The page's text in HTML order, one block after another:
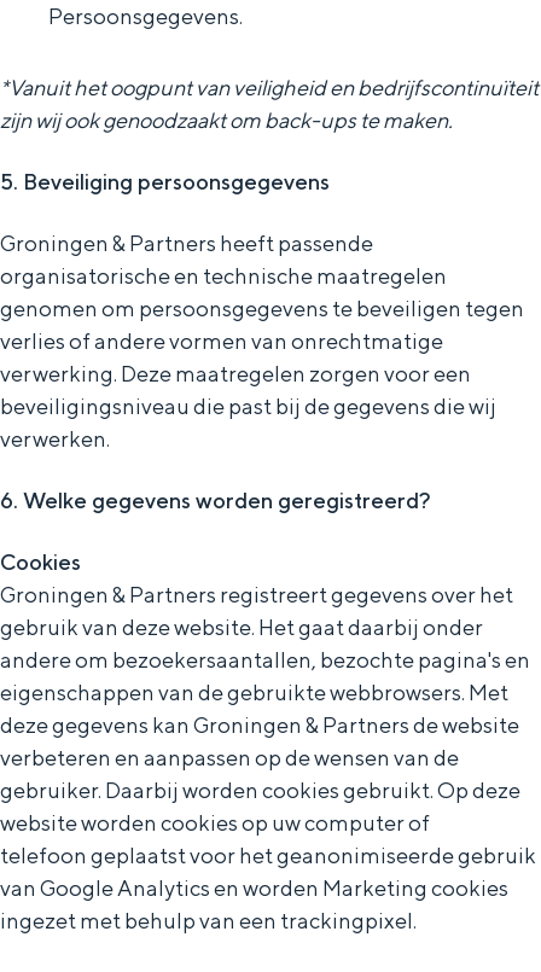
Persoonsgegevens.
*Vanuit het oogpunt van veiligheid en bedrijfscontinuïteit
zijn wij ook genoodzaakt om back-ups te maken.
5. Beveiliging persoonsgegevens
Groningen & Partners heeft passende
organisatorische en technische maatregelen
genomen om persoonsgegevens te beveiligen tegen
verlies of andere vormen van onrechtmatige
verwerking. Deze maatregelen zorgen voor een
beveiligingsniveau die past bij de gegevens die wij
verwerken.
6. Welke gegevens worden geregistreerd?
Cookies
Groningen & Partners registreert gegevens over het
gebruik van deze website. Het gaat daarbij onder
andere om bezoekersaantallen, bezochte pagina's en
eigenschappen van de gebruikte webbrowsers. Met
deze gegevens kan Groningen & Partners de website
verbeteren en aanpassen op de wensen van de
gebruiker. Daarbij worden cookies gebruikt. Op deze
website worden cookies op uw computer of
telefoon geplaatst voor het geanonimiseerde gebruik
van Google Analytics en worden Marketing cookies
ingezet met behulp van een trackingpixel.